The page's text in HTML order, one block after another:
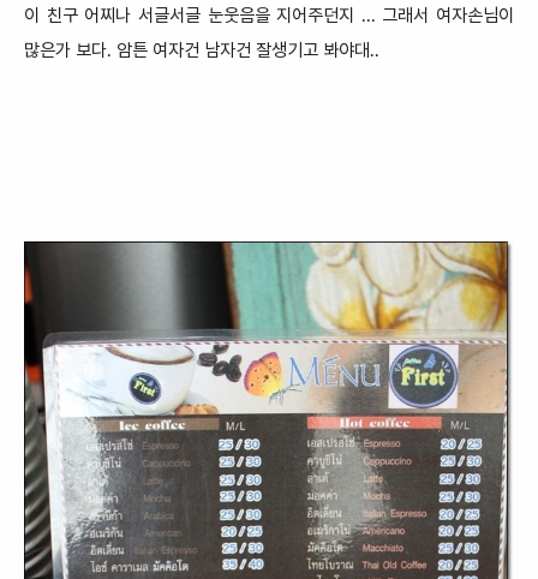
이 친구 어찌나 서글서글 눈웃음을 지어주던지 ... 그래서 여자손님이
많은가 보다. 암튼 여자건 남자건 잘생기고 봐야대..